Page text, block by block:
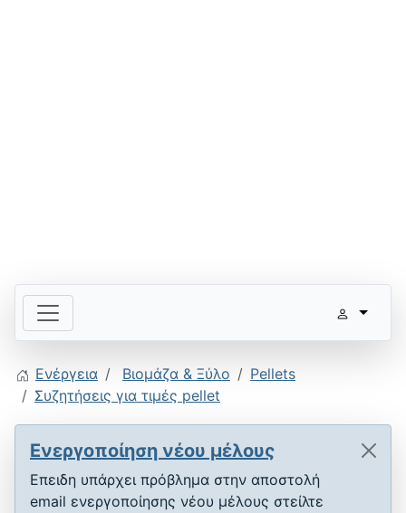
Ενέργεια Βιομάζα & Ξύλο
Pellets
Συζητήσεις για τιμές pellet
Ενεργοποίηση νέου μέλους
Επειδη υπάρχει πρόβλημα στην αποστολή
email ενεργοποίησης νέου μέλους στείλτε